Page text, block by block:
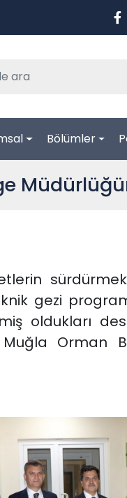
Bölümler
gezi
oldukları
Orman